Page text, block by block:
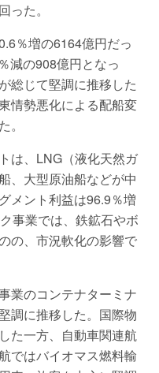
った。
％増の6164億円だっ
減の908億円となっ
総じて堅調に推移した
情勢悪化による配船変
は、LNG（液化天然ガ
、大型原油船などが中
メント利益は96.9％増
事業では、鉄鉱石やボ
の、市況軟化の影響で
業のコンテナターミナ
調に推移した。国際物
た一方、自動車関連航
ではバイオマス燃料輸